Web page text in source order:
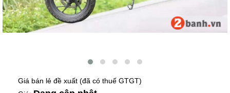
Giá bán lẻ đề xuất (đã có thuế GTGT)